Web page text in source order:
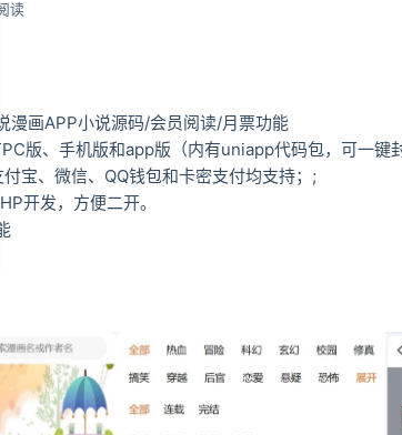
读
漫画APP小说源码/会员阅读/月票功能
版、手机版和app版（内有uniapp代码包，可一键
宝、微信、QQ钱包和卡密支付均支持；;
开发，方便二开。